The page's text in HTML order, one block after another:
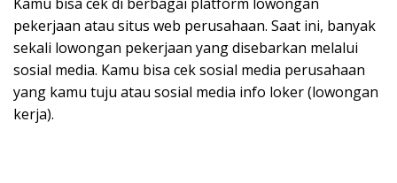
pekerjaan atau situs web perusahaan. Saat ini, banyak
sekali lowongan pekerjaan yang disebarkan melalui
sosial media. Kamu bisa cek sosial media perusahaan
yang kamu tuju atau sosial media info loker (lowongan
kerja).